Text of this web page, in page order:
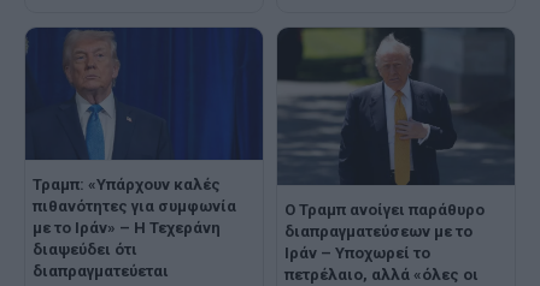
Τραμπ: «Υπάρχουν καλές
πιθανότητες για συμφωνία
με το Ιράν» – Η Τεχεράνη
διαψεύδει ότι
διαπραγματεύεται
O Τραμπ ανοίγει παράθυρο
διαπραγματεύσεων με το
Ιράν – Υποχωρεί το
πετρέλαιο, αλλά «όλες οι